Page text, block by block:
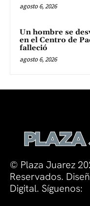
agosto 6, 2026
Un hombre se
en el Centro de
falleció
agosto 6, 2026
© Plaza Juarez
Reservados.
Digital. Síguenos: